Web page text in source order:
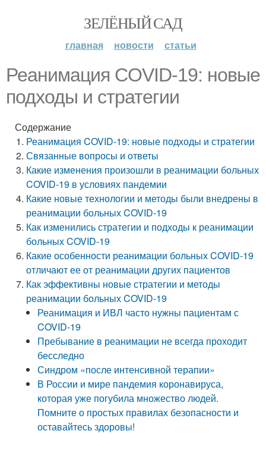
ЗЕЛЁНЫЙ САД
главная новости статьи
Реанимация COVID-19: новые
подходы и стратегии
Содержание
Реанимация COVID-19: новые подходы и стратегии
Связанные вопросы и ответы
Какие изменения произошли в реанимации больных
COVID-19 в условиях пандемии
Какие новые технологии и методы были внедрены в
реанимации больных COVID-19
Как изменились стратегии и подходы к реанимации
больных COVID-19
Какие особенности реанимации больных COVID-19
отличают ее от реанимации других пациентов
Как эффективны новые стратегии и методы
реанимации больных COVID-19
Реанимация и ИВЛ часто нужны пациентам с
COVID-19
Пребывание в реанимации не всегда проходит
бесследно
Синдром «после интенсивной терапии»
В России и мире пандемия коронавируса,
которая уже погубила множество людей.
Помните о простых правилах безопасности и
оставайтесь здоровы!